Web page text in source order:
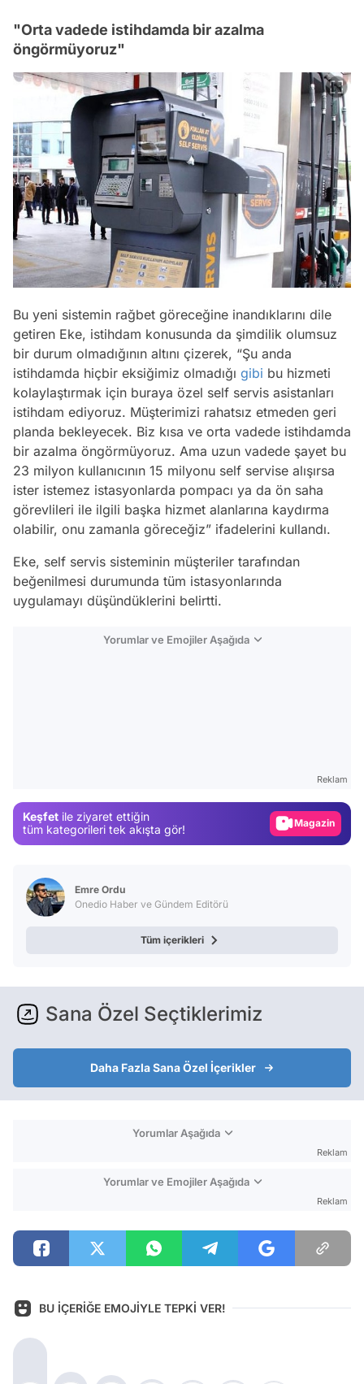
"Orta vadede istihdamda bir azalma
öngörmüyoruz"
Bu yeni sistemin rağbet göreceğine inandıklarını dile
getiren Eke, istihdam konusunda da şimdilik olumsuz
bir durum olmadığının altını çizerek, “Şu anda
istihdamda hiçbir eksiğimiz olmadığı gibi bu hizmeti
kolaylaştırmak için buraya özel self servis asistanları
istihdam ediyoruz. Müşterimizi rahatsız etmeden geri
planda bekleyecek. Biz kısa ve orta vadede istihdamda
bir azalma öngörmüyoruz. Ama uzun vadede şayet bu
23 milyon kullanıcının 15 milyonu self servise alışırsa
ister istemez istasyonlarda pompacı ya da ön saha
görevlileri ile ilgili başka hizmet alanlarına kaydırma
olabilir, onu zamanla göreceğiz” ifadelerini kullandı.
Eke, self servis sisteminin müşteriler tarafından
beğenilmesi durumunda tüm istasyonlarında
uygulamayı düşündüklerini belirtti.
Yorumlar ve Emojiler Aşağıda
Reklam
Keşfet ile ziyaret ettiğin
tüm kategorileri tek akışta gör!
Gündem
Magazin
Video
Emre Ordu
Onedio Haber ve Gündem Editörü
Tüm içerikleri
Sana Özel Seçtiklerimiz
Daha Fazla Sana Özel İçerikler
Yorumlar Aşağıda
Reklam
Yorumlar ve Emojiler Aşağıda
Reklam
BU İÇERİĞE EMOJİYLE TEPKİ VER!